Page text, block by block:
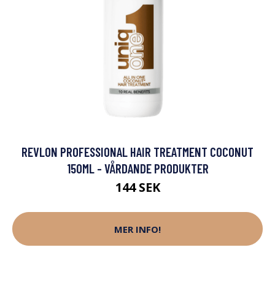
REVLON PROFESSIONAL HAIR TREATMENT COCONUT
150ML - VÅRDANDE PRODUKTER
144 SEK
MER INFO!